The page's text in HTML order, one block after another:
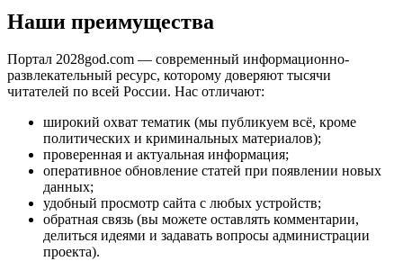
Наши преимущества
Портал 2028god.com — современный информационно-
развлекательный ресурс, которому доверяют тысячи
читателей по всей России. Нас отличают:
широкий охват тематик (мы публикуем всё, кроме
политических и криминальных материалов);
проверенная и актуальная информация;
оперативное обновление статей при появлении новых
данных;
удобный просмотр сайта с любых устройств;
обратная связь (вы можете оставлять комментарии,
делиться идеями и задавать вопросы администрации
проекта).